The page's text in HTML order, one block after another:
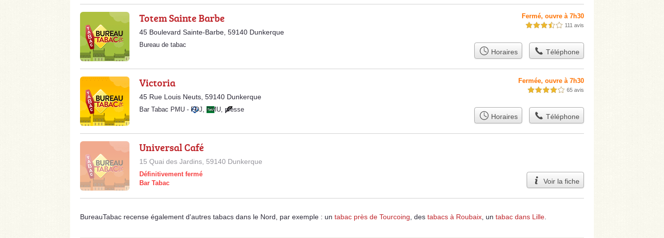
Totem Sainte Barbe
45 Boulevard Sainte-Barbe, 59140 Dunkerque
Fermé, ouvre à 7h30
3,5 étoiles sur 5 111 avis
Bureau de tabac
Horaires Téléphone
Victoria
45 Rue Louis Neuts, 59140 Dunkerque
Fermée, ouvre à 7h30
4,0 étoiles sur 5 65 avis
Bar Tabac PMU - FDJ, PMU, presse
Horaires Téléphone
Universal Café
15 Quai des Jardins, 59140 Dunkerque
Définitivement fermé
Bar Tabac
Voir la fiche
BureauTabac recense également d'autres tabacs dans le Nord, par exemple : un tabac près de Tourcoing , des tabacs à Roubaix , un tabac dans Lille